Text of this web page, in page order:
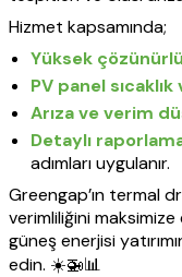
Hizmet kapsamında;
Yüksek
PV panel
Arıza ve verim
Detaylı
adımları uygulanır.
Greengap’ın termal
verimliliğini maksimize
güneş enerjisi
edin. ☀️🚁📊